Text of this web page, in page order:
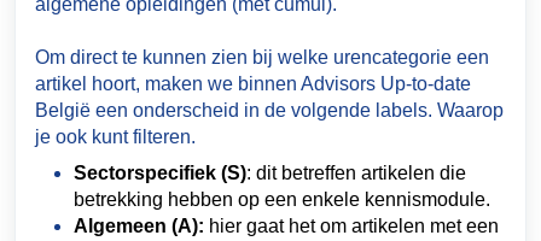
algemene opleidingen (met cumul).
Om direct te kunnen zien bij welke urencategorie een
artikel hoort, maken we binnen Advisors Up-to-date
België een onderscheid in de volgende labels. Waarop
je ook kunt filteren.
Sectorspecifiek (S): dit betreffen artikelen die
betrekking hebben op een enkele kennismodule.
Algemeen (A): hier gaat het om artikelen met een